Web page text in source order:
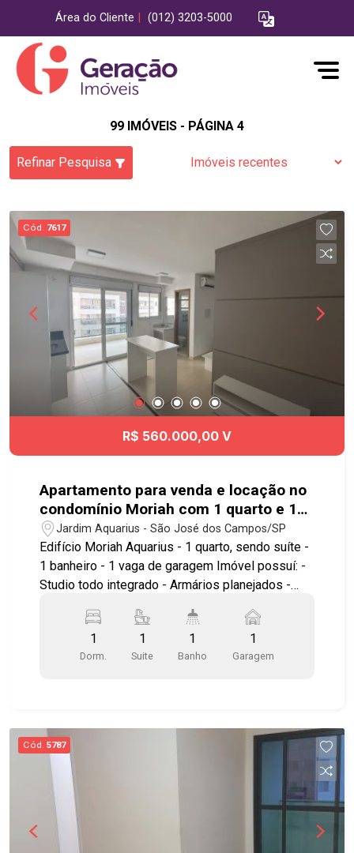
Área do Cliente (012) 3203-5000
99 IMÓVEIS - PÁGINA 4
Refinar Pesquisa
Cód. 7617
R$ 560.000,00 V
Apartamento para venda e locação no
condomínio Moriah com 1 quarto e 1
vaga de garagem - 40m² no Jardim
Aquarius
Jardim Aquarius - São José dos Campos/SP
Edifício Moriah Aquarius - 1 quarto, sendo suíte -
1 banheiro - 1 vaga de garagem Imóvel possuí: -
Studio todo integrado - Armários planejados -
churrasqueira, sauna, home office. Mais uma linda
construção da construtora M.Vituzzo! O bairro
Jardim Aquarius está localizado na região centro-
de Açúcar, Shopping Colinas, Colégio Poliedro,
Colégio Univap, ETEP e tem fácil acesso à Dutra
e demais regiões da cidade. Agende já sua
visita!! #imobiliaria #geraçãoimóveis
#aptovenda #aptovendaSJC #JardimAquarius
#aptolocaçãoSJC #aptolocação
1
Dorm.
1
Suite
1
Banho
1
Garagem
Cód. 5787